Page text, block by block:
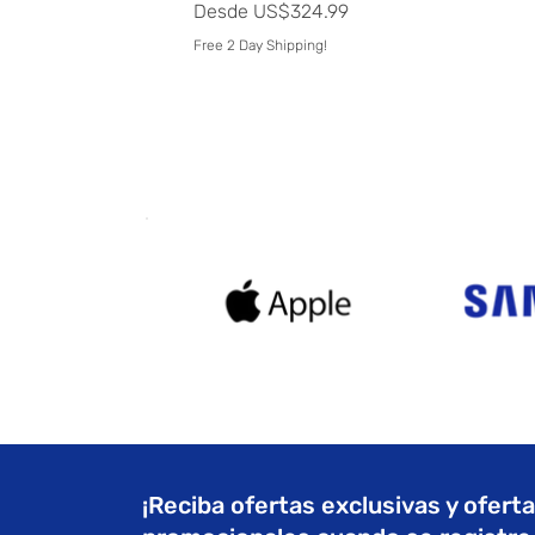
Desde US$324.99
Precio de oferta
Free 2 Day Shipping!
¡Reciba ofertas exclusivas y